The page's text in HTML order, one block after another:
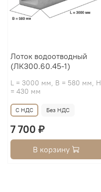
Лоток водоотводный
(ЛК300.60.45-1)
L = 3000 мм, B = 580 мм, H
= 430 мм
С НДС Без НДС
7 700 ₽
В корзину